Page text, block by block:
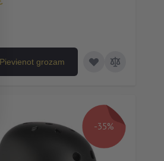
Pievienot grozam
-35%